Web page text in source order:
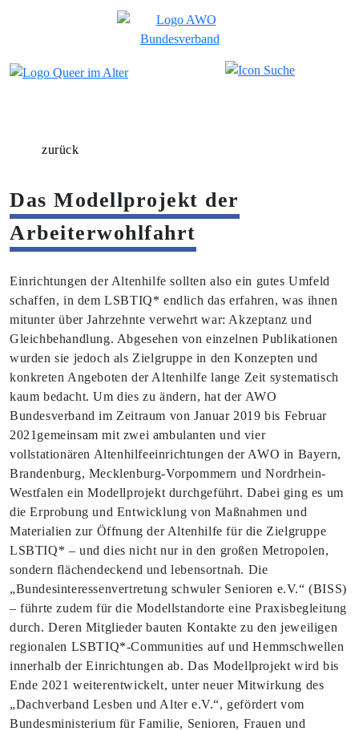
zurück
Das Modellprojekt der
Arbeiterwohlfahrt
Einrichtungen der Altenhilfe sollten also ein gutes Umfeld
schaffen, in dem LSBTIQ* endlich das erfahren, was ihnen
mitunter über Jahrzehnte verwehrt war: Akzeptanz und
Gleichbehandlung. Abgesehen von einzelnen Publikationen
wurden sie jedoch als Zielgruppe in den Konzepten und
konkreten Angeboten der Altenhilfe lange Zeit systematisch
kaum bedacht. Um dies zu ändern, hat der AWO
Bundesverband im Zeitraum von Januar 2019 bis Februar
2021gemeinsam mit zwei ambulanten und vier
vollstationären Altenhilfeeinrichtungen der AWO in Bayern,
Brandenburg, Mecklenburg-Vorpommern und Nordrhein-
Westfalen ein Modellprojekt durchgeführt. Dabei ging es um
die Erprobung und Entwicklung von Maßnahmen und
Materialien zur Öffnung der Altenhilfe für die Zielgruppe
LSBTIQ* – und dies nicht nur in den großen Metropolen,
sondern flächendeckend und lebensortnah. Die
„Bundesinteressenvertretung schwuler Senioren e.V.“ (BISS)
– führte zudem für die Modellstandorte eine Praxisbegleitung
durch. Deren Mitglieder bauten Kontakte zu den jeweiligen
regionalen LSBTIQ*-Communities auf und Hemmschwellen
innerhalb der Einrichtungen ab. Das Modellprojekt wird bis
Ende 2021 weiterentwickelt, unter neuer Mitwirkung des
„Dachverband Lesben und Alter e.V.“, gefördert vom
Bundesministerium für Familie, Senioren, Frauen und